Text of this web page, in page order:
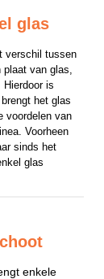
glas
verschil tussen
van glas,
is
het glas
voordelen van
Voorheen
sinds het
glas
enkele